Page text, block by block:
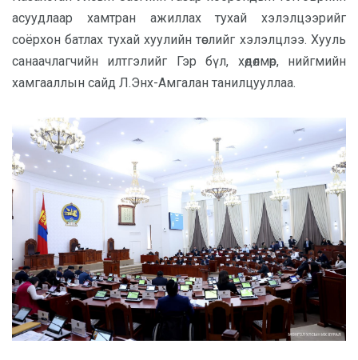
асуудлаар хамтран ажиллах тухай хэлэлцээрийг
соёрхон батлах тухай хуулийн төслийг хэлэлцлээ. Хууль
санаачлагчийн илтгэлийг
Гэр бүл, хөдөлмөр, нийгмийн
хамгааллын сайд Л.Энх-Амгалан танилцууллаа.